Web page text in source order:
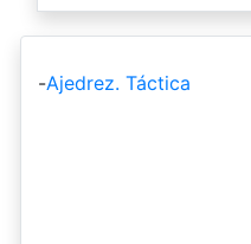
-Ajedrez. Táctica